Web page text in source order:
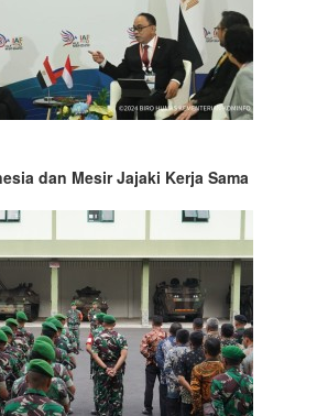
dan Mesir Jajaki Kerja Sama